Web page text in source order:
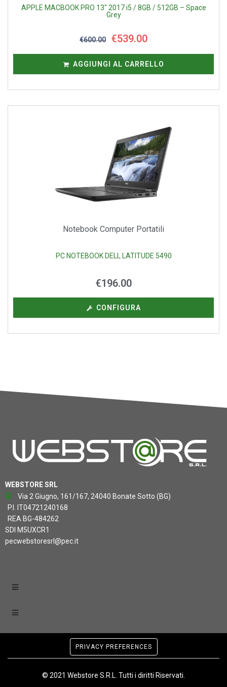
APPLE MACBOOK PRO 13″ 2017 i5 / 8GB / 512GB – Space
Grey
€600.00 €539.00
AGGIUNGI AL CARRELLO
Notebook Computer Portatili
PC NOTEBOOK DELL LATITUDE 5490
€196.00
CONFIGURA
WEBSTORE SRL
Via 2 Giugno, 161/167, 24040 Bonate Sotto (BG)
P.I. IT04721240168
REA BG-484262
SDI M5UXCR1
pecwebstoresrl@pec.it
PRIVACY PREFERENCES
© 2021 Webstore S.R.L. Tutti i diritti Riservati.